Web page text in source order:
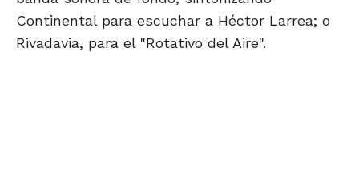
Continental para escuchar a Héctor Larrea; o
Rivadavia, para el "Rotativo del Aire".